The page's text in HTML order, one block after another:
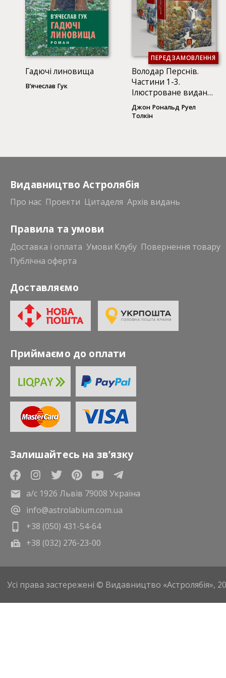
Гадючі линовища
В’ячеслав Гук
ПЕРЕДЗАМОВЛЕННЯ
Володар Перснів.
Частини 1-3.
Ілюстроване видання
(3 КНИГИ)
Джон Рональд Руел
Толкін
Видавництво Астролябія
Про нас Проекти Цитаделя Архів видань
Правила та умови
Доставка і оплата Умови Клубу Повернення товару
Публічна оферта
Доставляємо
Приймаємо до оплати
Залишайтесь на зв’язку
а/с 1926 Львів 79008 Україна
info@astrolabium.com.ua
+38 (050) 431-54-64
+38 (032) 276-23-00
Усі права застережені © Видавництво «Астролябія»,